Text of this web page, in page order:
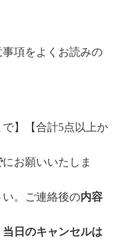
項をよくお読みの
】【合計5点以上か
にお願いいたしま
。ご連絡後の内容
当日のキャンセルは